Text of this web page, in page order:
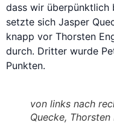
dass wir überpünktlich
setzte sich Jasper
knapp vor Thorsten
durch. Dritter wurde
Punkten.
von links nach
Quecke,